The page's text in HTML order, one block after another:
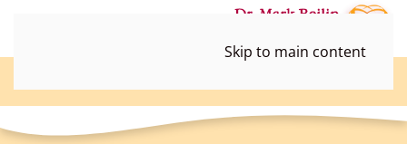
Skip to main content